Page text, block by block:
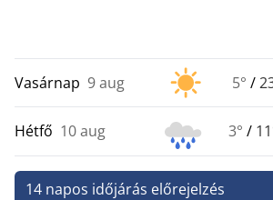
Vasárnap 9 aug 5° /
Hétfő 10 aug 3° /
14 napos időjárás előrejelzés